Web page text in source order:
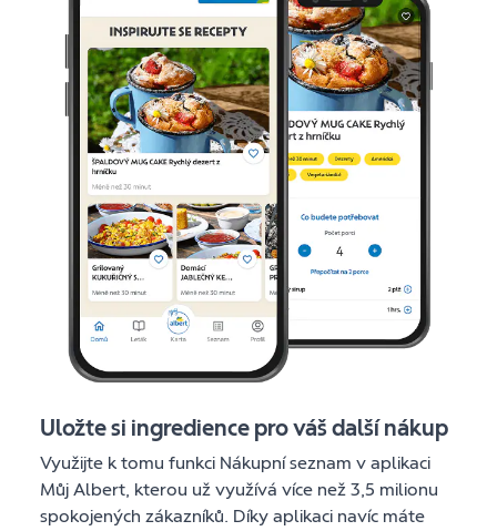
Uložte si ingredience pro váš další nákup
Využijte k tomu funkci Nákupní seznam v aplikaci
Můj Albert, kterou už využívá více než 3,5 milionu
spokojených zákazníků. Díky aplikaci navíc máte